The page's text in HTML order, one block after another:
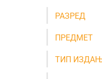
РАЗРЕД
ПРЕДМЕТ
ТИП